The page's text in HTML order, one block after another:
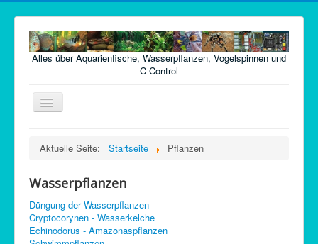
Alles über Aquarienfische, Wasserpflanzen, Vogelspinnen und
C-Control
Navigation
Pflanzen
Futter
Technik
Aktuelle Seite: Startseite Pflanzen
Wasserpflanzen
Düngung der Wasserpflanzen
Cryptocorynen - Wasserkelche
Echinodorus - Amazonaspflanzen